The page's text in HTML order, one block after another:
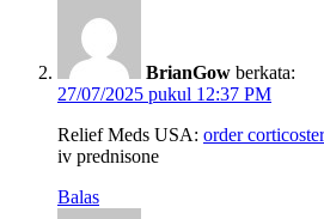
BrianGow berkata:
27/07/2025 pukul 12:37 PM
Relief Meds USA: order
iv prednisone
Balas